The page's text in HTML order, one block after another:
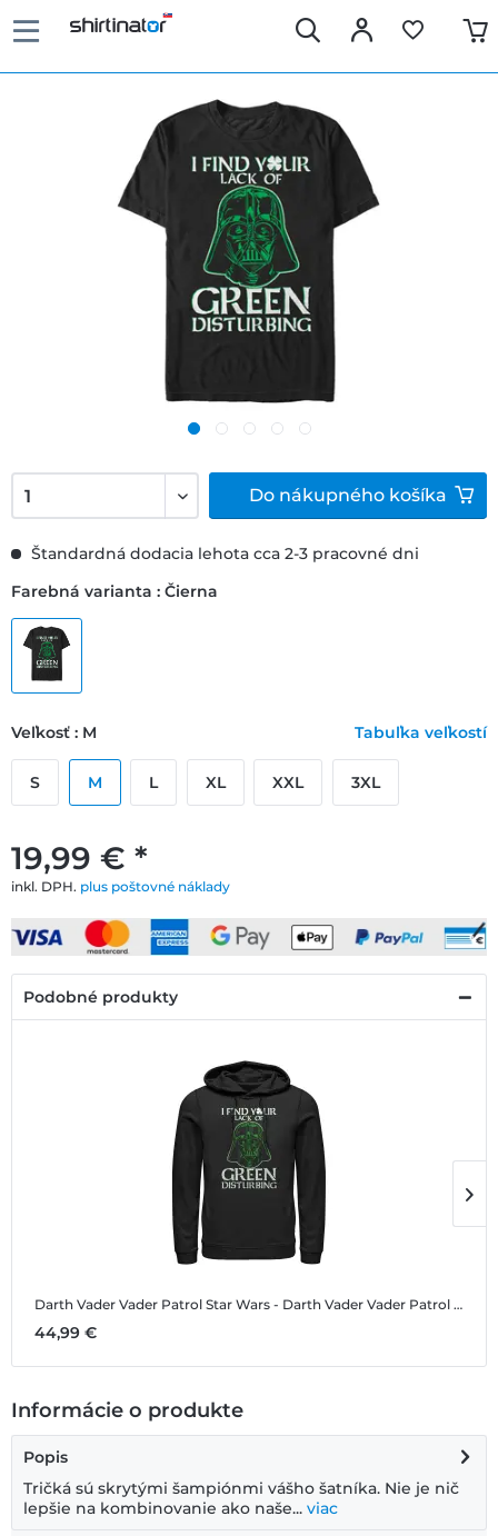
19,99 € *
inkl. DPH. plus poštovné náklady
Štandardná dodacia lehota cca 2-3 pracovné dni
Farebná varianta : Čierna
Veľkosť : M Tabuľka veľkostí
S M L XL XXL 3XL
Do nákupného košíka
Podobné produkty
Darth Vader Vader Patrol Star Wars - Darth Vader Vader Patrol - Unisex Mikiny s kapucňou
44,99 €
Informácie o produkte
Popis
Tričká sú skrytými šampiónmi vášho šatníka. Nie je nič
lepšie na kombinovanie ako naše... viac